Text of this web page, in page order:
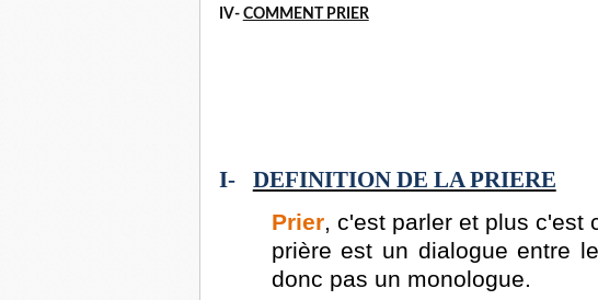
IV- COMMENT PRIER
I-
DEFINITION DE LA PRIERE
Prier, c'est parler et plus c'est
prière est un dialogue entre
donc pas un monologue.